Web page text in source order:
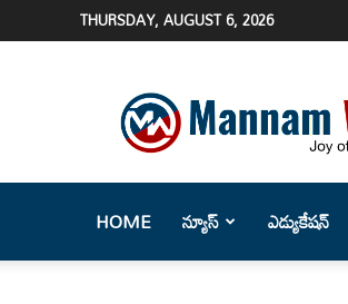
THURSDAY, AUGUST 6, 2026
Web
(మన్నం
News
HOME న్యూస్ ఎడ్యుకేషన్